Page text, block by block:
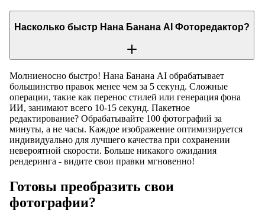
Насколько быстр Нана Банана AI Фоторедактор?
Молниеносно быстро! Нана Банана AI обрабатывает
большинство правок менее чем за 5 секунд. Сложные
операции, такие как перенос стилей или генерация фона
ИИ, занимают всего 10-15 секунд. Пакетное
редактирование? Обрабатывайте 100 фотографий за
минуты, а не часы. Каждое изображение оптимизируется
индивидуально для лучшего качества при сохранении
невероятной скорости. Больше никакого ожидания
рендеринга - видите свои правки мгновенно!
Готовы преобразить свои
фотографии?